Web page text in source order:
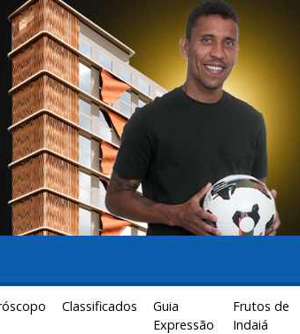
Classificados
Guia
Expressão
Frutos de
Indaiá